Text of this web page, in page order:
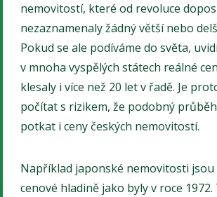
nemovitostí, které od revoluce
nezaznamenaly žádný větší nebo
Pokud se ale podíváme do světa,
v mnoha vyspělých státech reálné
klesaly i více než 20 let v řadě. Je
počítat s rizikem, že podobný
potkat i ceny českých nemovitostí.
Například japonské nemovitosti
cenové hladině jako byly v roce